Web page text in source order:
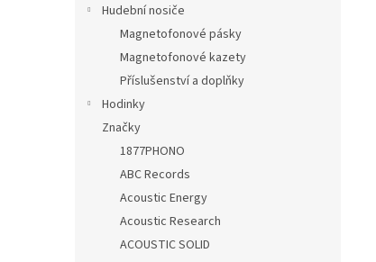
Hudební nosiče
Magnetofonové pásky
Magnetofonové kazety
Příslušenství a doplňky
Hodinky
Značky
1877PHONO
ABC Records
Acoustic Energy
Acoustic Research
ACOUSTIC SOLID